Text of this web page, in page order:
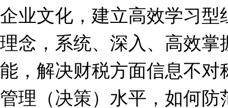
企业文化，建立高效学习
理念，系统、深入、高效
能，解决财税方面信息不
管理（决策）水平，如何